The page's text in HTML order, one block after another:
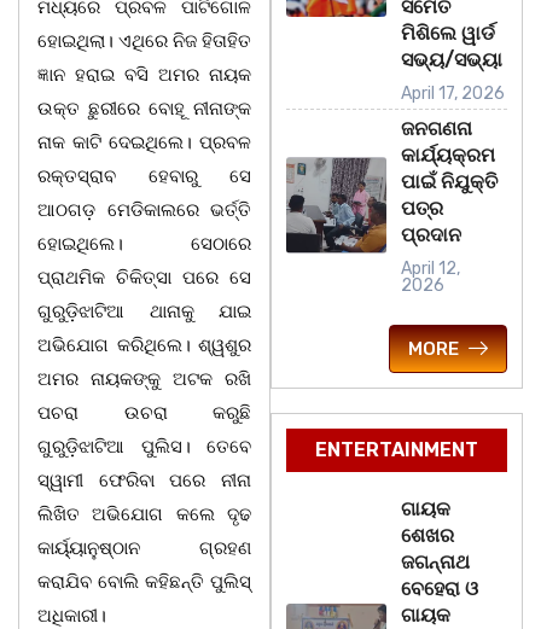
ମଧ୍ୟରେ ପ୍ରବଳ ପାଟିଗୋଳ
ହୋଇଥିଲା। ଏଥିରେ ନିଜ ହିତାହିତ
ଜ୍ଞାନ ହରାଇ ବସି ଅମର ନାୟକ
ଉକ୍ତ ଛୁରୀରେ ବୋହୂ ନୀନାଙ୍କ
ନାକ କାଟି ଦେଇଥିଲେ। ପ୍ରବଳ
ରକ୍ତସ୍ରାବ ହେବାରୁ ସେ
ଆଠଗଡ଼ ମେଡିକାଲରେ ଭର୍ତ୍ତି
ହୋଇଥିଲେ। ସେଠାରେ
ପ୍ରାଥମିକ ଚିକିତ୍ସା ପରେ ସେ
ଗୁରୁଡ଼ିଝାଟିଆ ଥାନାକୁ ଯାଇ
ଅଭିଯୋଗ କରିଥିଲେ। ଶ୍ୱଶୁର
ଅମର ନାୟକଙ୍କୁ ଅଟକ ରଖି
ପଚରା ଉଚରା କରୁଛି
ଗୁରୁଡ଼ିଝାଟିଆ ପୁଲିସ। ତେବେ
ସ୍ୱାମୀ ଫେରିବା ପରେ ନୀନା
ଲିଖିତ ଅଭିଯୋଗ କଲେ ଦୃଢ
କାର୍ୟ୍ୟାନୁଷ୍ଠାନ ଗ୍ରହଣ
କରାଯିବ ବୋଲି କହିଛନ୍ତି ପୁଲିସ୍‌
ଅଧିକାରୀ।
ସମେତ
ମିଶିଲେ ୱାର୍ଡ
ସଭ୍ୟ/ସଭ୍ୟା
April 17, 2026
ଜନଗଣନା
କାର୍ଯ୍ୟକ୍ରମ
ପାଇଁ ନିଯୁକ୍ତି
ପତ୍ର
ପ୍ରଦାନ
April 12,
2026
MORE
ENTERTAINMENT
ଗାୟକ
ଶେଖର
ଜଗନ୍ନାଥ
ବେହେରା ଓ
ଗାୟକ